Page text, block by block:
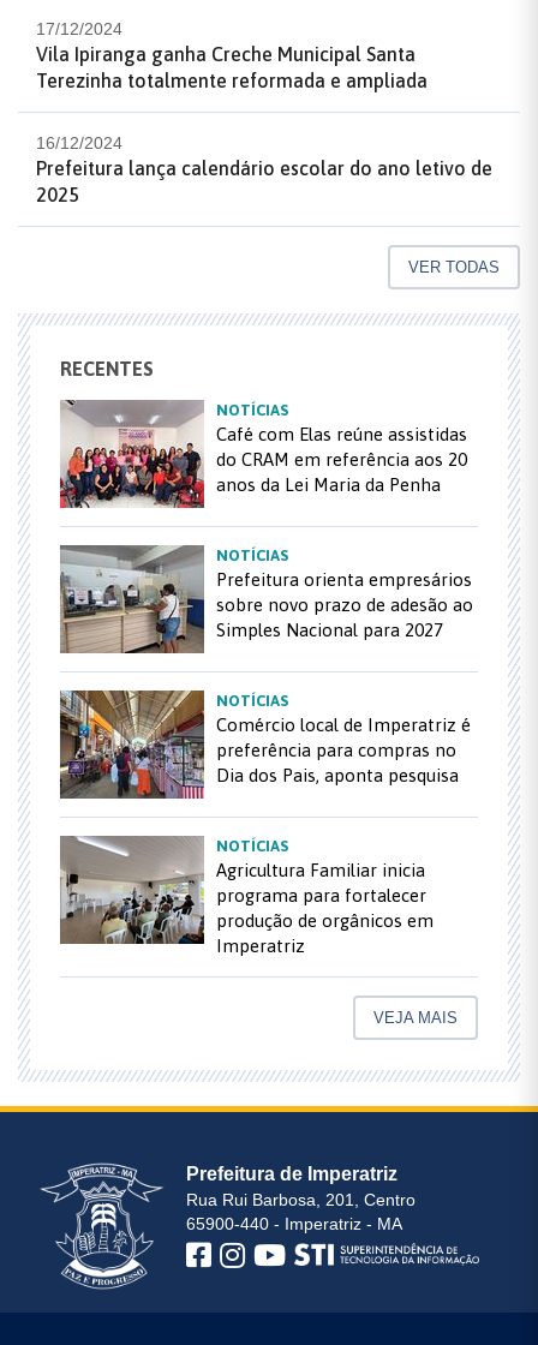
17/12/2024
Vila Ipiranga ganha Creche Municipal Santa
Terezinha totalmente reformada e ampliada
16/12/2024
Prefeitura lança calendário escolar do ano letivo de
2025
VER TODAS
RECENTES
NOTÍCIAS
Café com Elas reúne assistidas
do CRAM em referência aos 20
anos da Lei Maria da Penha
NOTÍCIAS
Prefeitura orienta empresários
sobre novo prazo de adesão ao
Simples Nacional para 2027
NOTÍCIAS
Comércio local de Imperatriz é
preferência para compras no
Dia dos Pais, aponta pesquisa
NOTÍCIAS
Agricultura Familiar inicia
programa para fortalecer
produção de orgânicos em
Imperatriz
VEJA MAIS
Prefeitura de Imperatriz
Rua Rui Barbosa, 201, Centro
65900-440 - Imperatriz - MA